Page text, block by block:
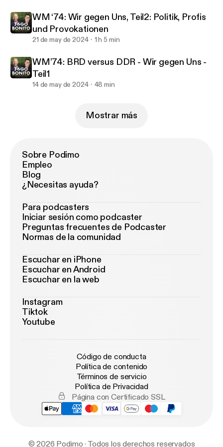
WM ‘74: Wir gegen Uns, Teil2: Politik, Profis
und Provokationen
21 de may de 2024 1 h 5 min
WM’74: BRD versus DDR - Wir gegen Uns -
Teil1
14 de may de 2024 48 min
Mostrar más
Sobre Podimo
Empleo
Blog
¿Necesitas ayuda?
Para podcasters
Iniciar sesión como podcaster
Preguntas frecuentes de Podcaster
Normas de la comunidad
Escuchar en iPhone
Escuchar en Android
Escuchar en la web
Instagram
Tiktok
Youtube
Código de conducta
Política de contenido
Términos de servicio
Política de Privacidad
Página con Certificado SSL
© 2026 Podimo · Todos los derechos reservados